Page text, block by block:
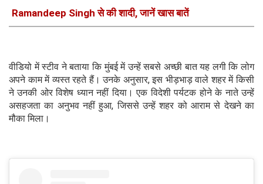
Ramandeep Singh से की शादी, जानें खास बातें
वीडियो में स्टीव ने बताया कि मुंबई में उन्हें सबसे अच्छी बात यह लगी कि लोग
अपने काम में व्यस्त रहते हैं। उनके अनुसार, इस भीड़भाड़ वाले शहर में किसी
ने उनकी ओर विशेष ध्यान नहीं दिया। एक विदेशी पर्यटक होने के नाते उन्हें
असहजता का अनुभव नहीं हुआ, जिससे उन्हें शहर को आराम से देखने का
मौका मिला।